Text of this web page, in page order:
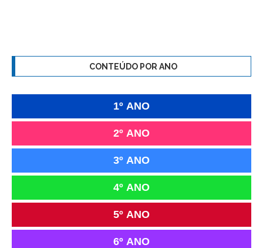
CONTEÚDO POR ANO
1º ANO
2º ANO
3º ANO
4º ANO
5º ANO
6º ANO